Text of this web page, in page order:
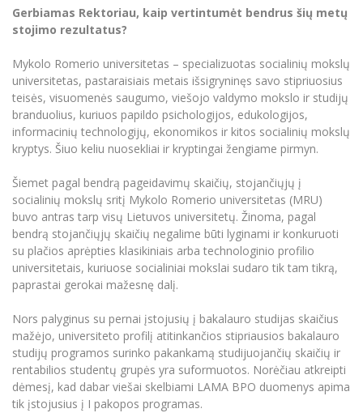
Universiteto teatras
MRU pop vokalinis ansamblis (vadovas Artūras
MRU merginų choras
Neformaliuoju ir (ar) savišvietos būdu įgytų
kompetencijų vertinimas ir pripažinimas
Studijų organizavimas
Erasmus+ mobilumas praktikoms (SMP)
Partnerystės
Vilniaus Karaliaus Sedžiongo institutas
Frankofoniškų šalių studijų centras
Emocinė gerovė
Mokslo laboratorijos
Doktorantūra
Projektai
Akademinė leidyba
Mokymų LAB
Mokslo naujienos
Kasmetiniai mokslo renginiai
Veiklos dokumentai
Akademinė etika
Darbas MRU
Universiteto simbolika
Naujienos
Tarptautiškumas
Studentams
Studentams
Darbuotojams
Partnerystės
Azijos centras
Darbuotojams
Partnerystės
Azijos centras
Vilniaus Karaliaus Sedžiongo institutas
Darnus vystymasis
Privatumo politika
Negalia ir individualieji poreikiai
Viešai skelbiama informacija
Parama Ukrainai
Sūduvos akademija
Tinklalaidės
Magistrantūros studijos
Vadovų MBA
Švietimo ir kultūros vadovų MPA
Teisės LL.M.
Pedagogų rengimas
Doktorantūros studijos
Profesinės bakalauro studijos
Personalo valdymo centras
Privačių interesų deklaravimas
Informacija naujiems darbuotojams
Darbuotojų Moodle (kompetencijų tobulinimui)
Studijų tvarkaraštis
Informacinė sistema "Studijos"
Darbuotojų elektroninis paštas
Gerbiamas Rektoriau, kaip vertintumėt bendrus šių metų
stojimo rezultatus?
Mykolo Romerio universitetas – specializuotas socialinių mokslų
universitetas, pastaraisiais metais išsigryninęs savo stipriuosius
teisės, visuomenės saugumo, viešojo valdymo mokslo ir studijų
branduolius, kuriuos papildo psichologijos, edukologijos,
informacinių technologijų, ekonomikos ir kitos socialinių mokslų
kryptys. Šiuo keliu nuosekliai ir kryptingai žengiame pirmyn.
Šiemet pagal bendrą pageidavimų skaičių, stojančiųjų į
socialinių mokslų sritį Mykolo Romerio universitetas (MRU)
buvo antras tarp visų Lietuvos universitetų. Žinoma, pagal
bendrą stojančiųjų skaičių negalime būti lyginami ir konkuruoti
su plačios aprėpties klasikiniais arba technologinio profilio
universitetais, kuriuose socialiniai mokslai sudaro tik tam tikrą,
paprastai gerokai mažesnę dalį.
Nors palyginus su pernai įstojusių į bakalauro studijas skaičius
mažėjo, universiteto profilį atitinkančios stipriausios bakalauro
studijų programos surinko pakankamą studijuojančių skaičių ir
rentabilios studentų grupės yra suformuotos. Norėčiau atkreipti
dėmesį, kad dabar viešai skelbiami LAMA BPO duomenys apima
tik įstojusius į I pakopos programas.